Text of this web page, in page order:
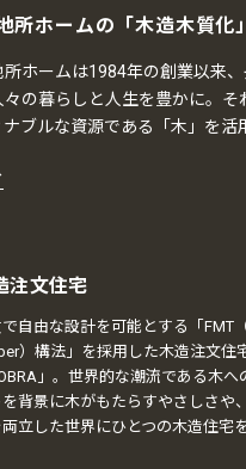
所ホームの「木造木質化」
所ホームは1984年の創業以来
々の暮らしと人生を豊かに。
ナブルな資源である「木」を
注文住宅
自由な設計を可能とする「FMT
）構法」を採用した木造注文住
」。世界的な潮流である木
を背景に木がもたらすやさしさや
立した世界にひとつの木造住宅